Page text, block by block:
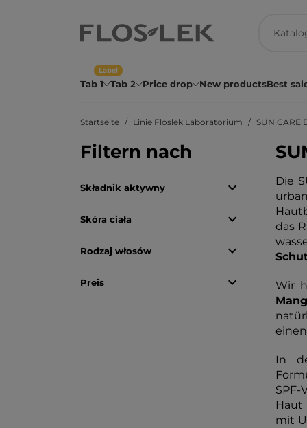
Tab 1 Tab 2
Label
Price drop New productsBest
Startseite Linie Floslek Laboratorium SUN CARE
Filtern nach
Składnik aktywny 
Skóra ciała 
Rodzaj włosów 
Preis 
Die
das
Wir
In
SPF-
Haut
mit